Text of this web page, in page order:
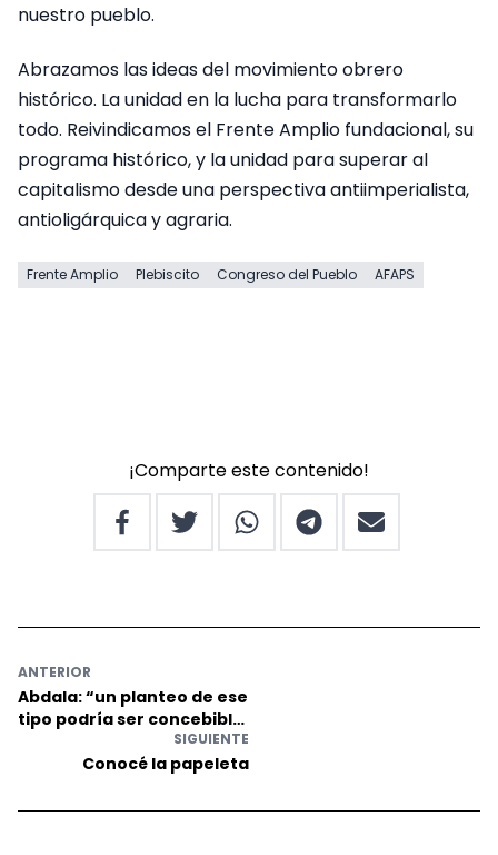
nuestro pueblo.
Abrazamos las ideas del movimiento obrero
histórico. La unidad en la lucha para transformarlo
todo. Reivindicamos el Frente Amplio fundacional, su
programa histórico, y la unidad para superar al
capitalismo desde una perspectiva antiimperialista,
antioligárquica y agraria.
Frente Amplio Plebiscito Congreso del Pueblo AFAPS
¡Comparte este contenido!
ANTERIOR
Abdala: “un planteo de ese
tipo podría ser concebible
derecha”
SIGUIENTE
Conocé la papeleta